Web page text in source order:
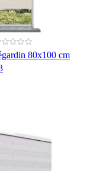
80x100 cm